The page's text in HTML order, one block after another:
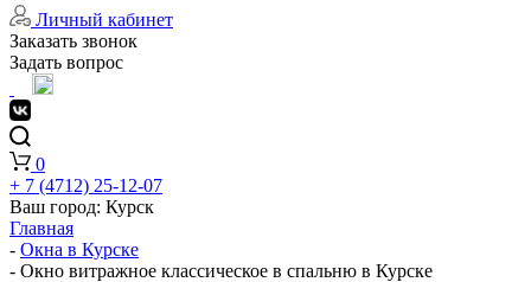
Личный кабинет
Заказать звонок
Задать вопрос
0
+ 7 (4712) 25-12-07
Ваш город: Курск
Главная
- Окна в Курске
- Окно витражное классическое в спальню в Курске